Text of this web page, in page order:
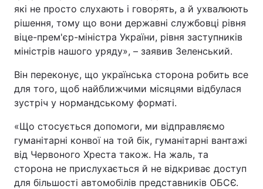
які не просто слухають і говорять, а й ухвалюють
рішення, тому що вони державні службовці рівня
віце-прем'єр-міністра України, рівня заступників
міністрів нашого уряду», – заявив Зеленський.
Він переконує, що українська сторона робить все
для того, щоб найближчими місяцями відбулася
зустріч у нормандському форматі.
«Що стосується допомоги, ми відправляємо
гуманітарні конвої на той бік, гуманітарні вантажі
від Червоного Хреста також. На жаль, та
сторона не прислухається й не відкриває доступ
для більшості автомобілів представників ОБСЄ.